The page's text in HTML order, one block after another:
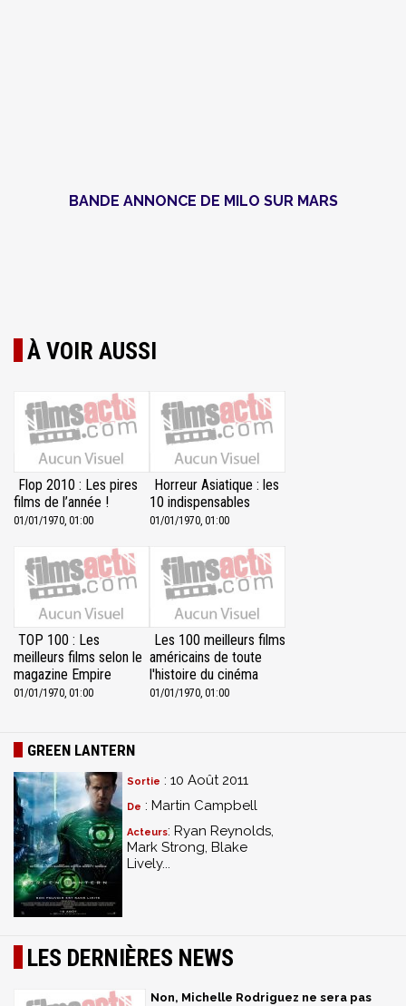
BANDE ANNONCE DE MILO SUR MARS
À VOIR AUSSI
Flop 2010 : Les pires
films de l’année !
01/01/1970, 01:00
Horreur Asiatique : les
10 indispensables
01/01/1970, 01:00
TOP 100 : Les
meilleurs films selon le
magazine Empire
01/01/1970, 01:00
Les 100 meilleurs films
américains de toute
l'histoire du cinéma
01/01/1970, 01:00
GREEN LANTERN
Sortie : 10 Août 2011
De : Martin Campbell
Acteurs: Ryan Reynolds,
Mark Strong, Blake
Lively...
LES DERNIÈRES NEWS
Non, Michelle Rodriguez ne sera pas